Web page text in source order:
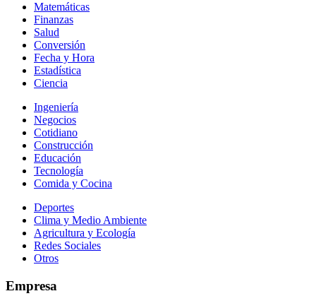
Matemáticas
Finanzas
Salud
Conversión
Fecha y Hora
Estadística
Ciencia
Ingeniería
Negocios
Cotidiano
Construcción
Educación
Tecnología
Comida y Cocina
Deportes
Clima y Medio Ambiente
Agricultura y Ecología
Redes Sociales
Otros
Empresa